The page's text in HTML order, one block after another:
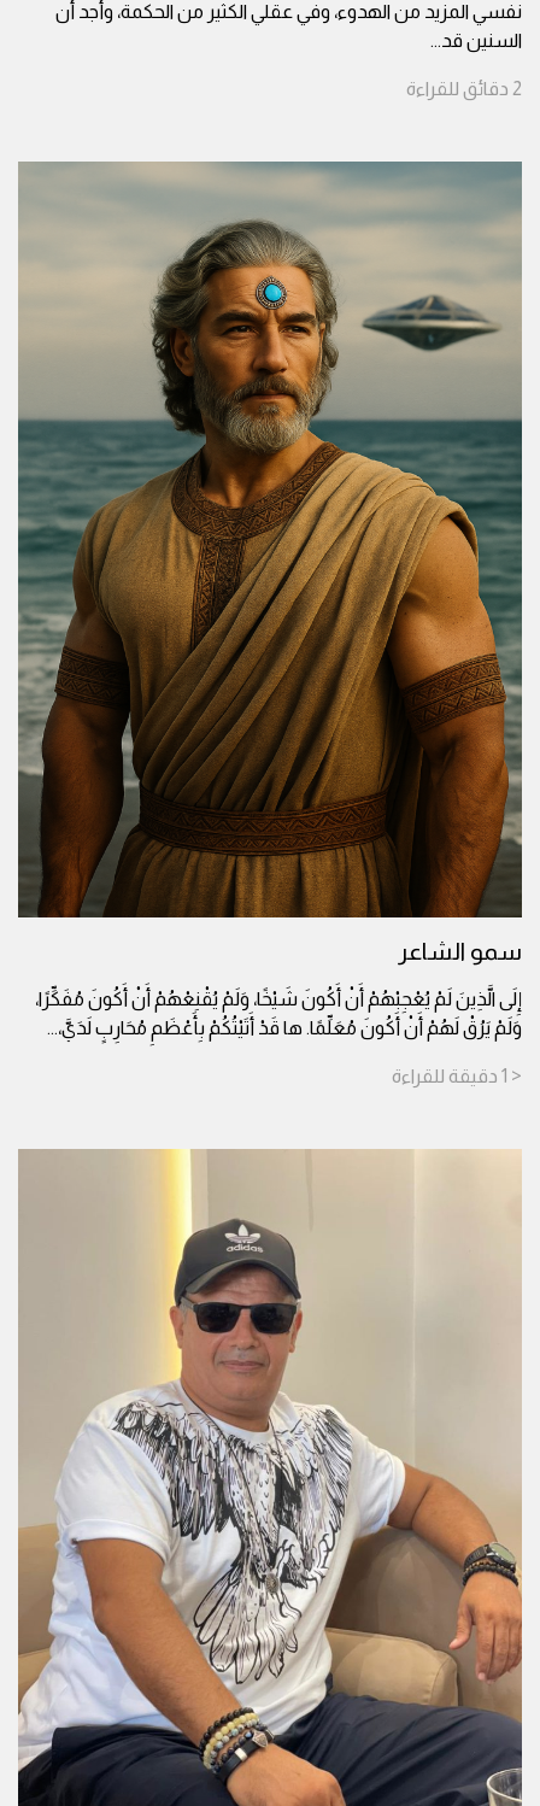
نفسي المزيد من الهدوء، وفي عقلي الكثير من الحكمة، وأجد أن
السنين قد...
2 دقائق للقراءة
سمو الشاعر
إِلَى الَّذِينَ لَمْ يُعْجِبْهُمْ أَنْ أَكُونَ شَيْخًا، وَلَمْ يُقْنِعْهُمْ أَنْ أَكُونَ مُفَكِّرًا،
وَلَمْ يَرُقْ لَهُمْ أَنْ أَكُونَ مُعَلِّمًا. ها قَدْ أَتَيْتُكُمْ بِأَعْظَمِ مُحَارِبٍ لَدَيَّ،...
< 1 دقيقة للقراءة